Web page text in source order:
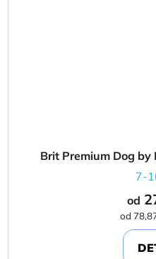
Brit Premium Dog
7-
od
Měrná
cena:
od